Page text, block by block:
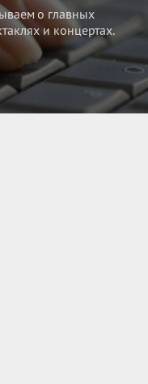
о главных
и концертах.